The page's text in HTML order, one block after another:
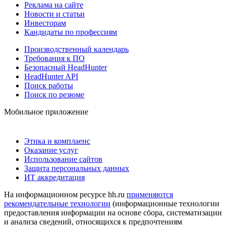
Реклама на сайте
Новости и статьи
Инвесторам
Кандидаты по профессиям
Производственный календарь
Требования к ПО
Безопасный HeadHunter
HeadHunter API
Поиск работы
Поиск по резюме
Мобильное приложение
Этика и комплаенс
Оказание услуг
Использование сайтов
Защита персональных данных
ИТ аккредитация
На информационном ресурсе hh.ru применяются
рекомендательные технологии (информационные технологии
предоставления информации на основе сбора, систематизации
и анализа сведений, относящихся к предпочтениям